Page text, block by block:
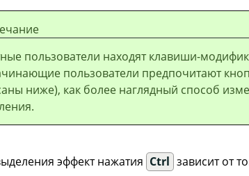
пользователи находят клавиши-
пользователи предпочитают
ниже), как более наглядный способ
эффект нажатия Ctrl зависит от